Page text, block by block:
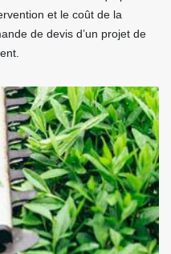
et le coût de la
de devis d’un projet de